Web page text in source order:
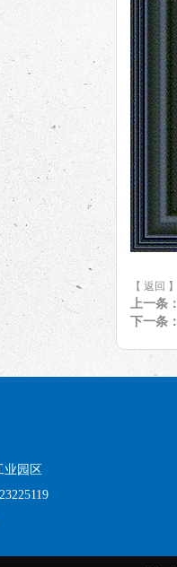
【 返回
上一条
下一条
业园区